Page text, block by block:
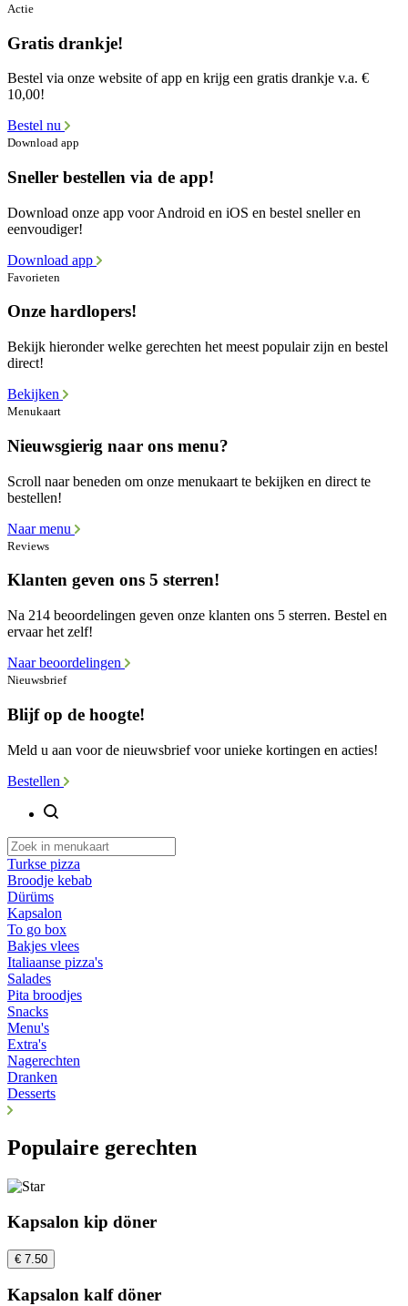
Actie
Gratis drankje!
Bestel via onze website of app en krijg een gratis drankje v.a. €
10,00!
Bestel nu
Download app
Sneller bestellen via de app!
Download onze app voor Android en iOS en bestel sneller en
eenvoudiger!
Download app
Favorieten
Onze hardlopers!
Bekijk hieronder welke gerechten het meest populair zijn en bestel
direct!
Bekijken
Menukaart
Nieuwsgierig naar ons menu?
Scroll naar beneden om onze menukaart te bekijken en direct te
bestellen!
Naar menu
Reviews
Klanten geven ons 5 sterren!
Na 214 beoordelingen geven onze klanten ons 5 sterren. Bestel en
ervaar het zelf!
Naar beoordelingen
Nieuwsbrief
Blijf op de hoogte!
Meld u aan voor de nieuwsbrief voor unieke kortingen en acties!
Bestellen
Turkse pizza
Broodje kebab
Dürüms
Kapsalon
To go box
Bakjes vlees
Italiaanse pizza's
Salades
Pita broodjes
Snacks
Menu's
Extra's
Nagerechten
Dranken
Desserts
Populaire gerechten
Kapsalon kip döner
€ 7.50
Kapsalon kalf döner